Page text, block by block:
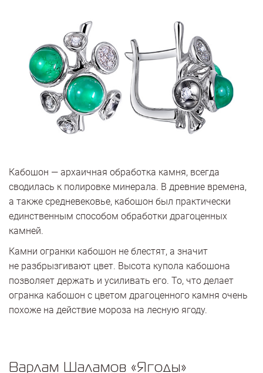
Кабошон — архаичная обработка камня, всегда
сводилась к полировке минерала. В древние времена,
а также средневековье, кабошон был практически
единственным способом обработки драгоценных
камней.
Камни огранки кабошон не блестят, а значит
не разбрызгивают цвет. Высота купола кабошона
позволяет держать и усиливать его. То, что делает
огранка кабошон с цветом драгоценного камня очень
похоже на действие мороза на лесную ягоду.
Варлам Шаламов «Ягоды»